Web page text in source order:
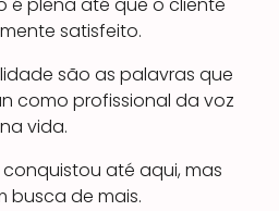
é plena até que o cliente
satisfeito.
são as palavras que
como profissional da voz
vida.
até aqui, mas
busca de mais.